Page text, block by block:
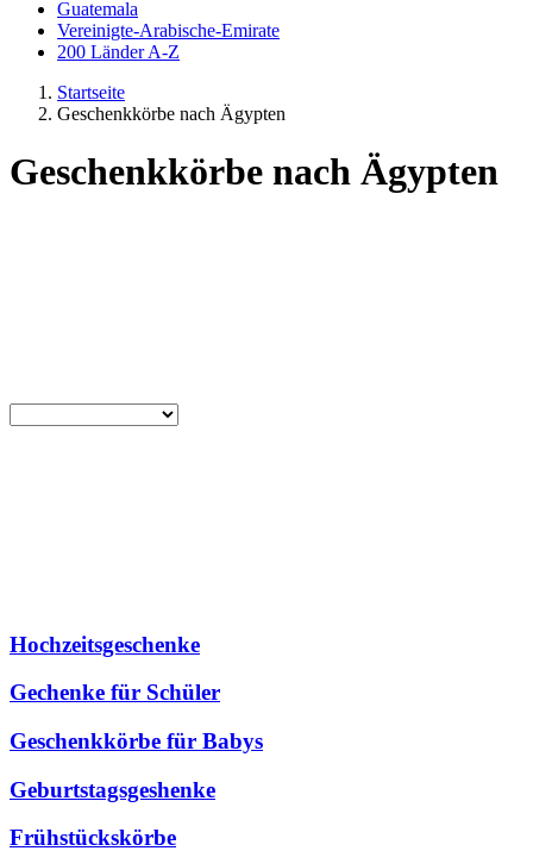
Guatemala
Vereinigte-Arabische-Emirate
200 Länder A-Z
Startseite
Geschenkkörbe nach Ägypten
Geschenkkörbe nach Ägypten
Hochzeitsgeschenke
Gechenke für Schüler
Geschenkkörbe für Babys
Geburtstagsgeshenke
Frühstückskörbe